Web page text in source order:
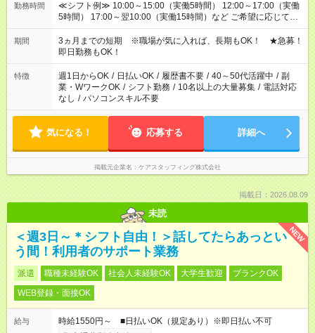
勤務時間
≪シフト例≫ 10:00～15:00（実働5時間） 12:00～17:00（実働
5時間） 17:00～翌10:00（実働15時間）など ご希望に応じて、
働く時間は調整できます！ お気軽に担当へ相談ください！
期間
3ヵ月までの短期 ※職場が気に入れば、長期もOK！ ★急募！
即日勤務もOK！
特徴 週1日からOK / 日払いOK / 履歴書不要 / 40～50代活躍中 / 副
業・WワークOK / シフト勤務 / 10名以上の大量募集 / 電話対応
なし / パソコンスキル不要
気になる！ 応募する 詳細へ
掲載元企業名 ケアスタッフィング株式会社
掲載日：2026.08.09
未読
NEW
＜週3日～＊シフト自由！＞話してたらあっとい
う間！利用者のサポート業務
派遣 職種未経験OK 社会人未経験OK 大学生歓迎
ブランクOK
WEB登録・面接OK
給与
時給1550円～ ■日払いOK（規定あり）※即日払い不可